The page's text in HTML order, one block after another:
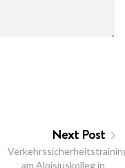
Next Post
am Aloisiuskolleg in